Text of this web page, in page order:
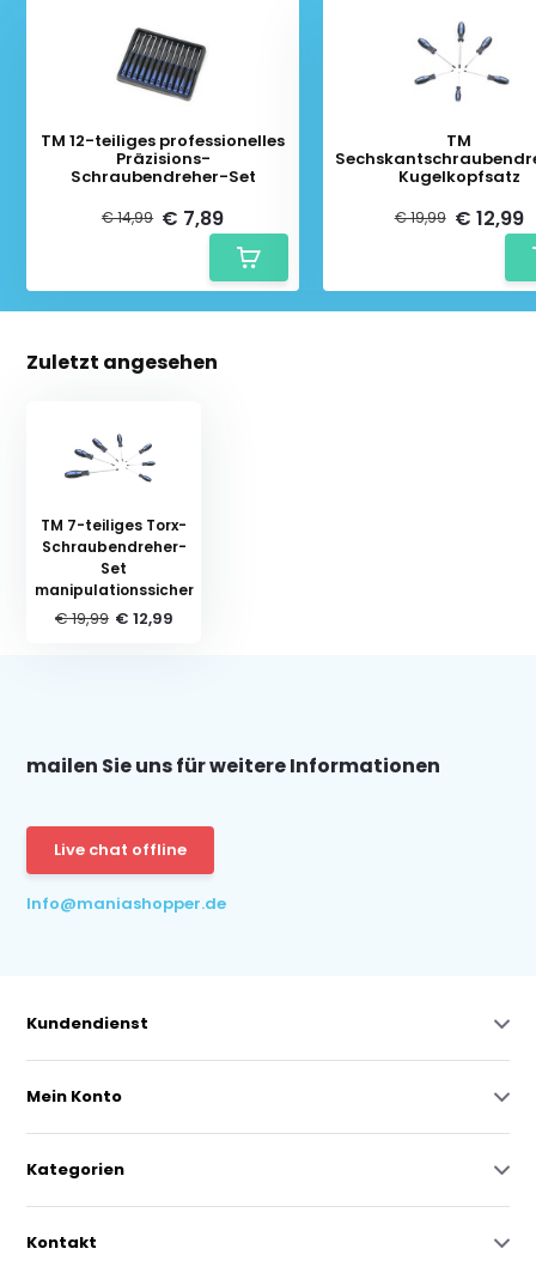
TM 12-teiliges professionelles
Präzisions-
Schraubendreher-Set
€ 14,99 € 7,89
TM
Kugelkopfsatz
€ 19,99 € 12,99
Zuletzt angesehen
TM 7-teiliges Torx-
Schraubendreher-
Set
manipulationssicher
€ 19,99 € 12,99
mailen Sie uns für weitere Informationen
Live chat offline
Info@maniashopper.de
Kundendienst
Mein Konto
Kategorien
Kontakt